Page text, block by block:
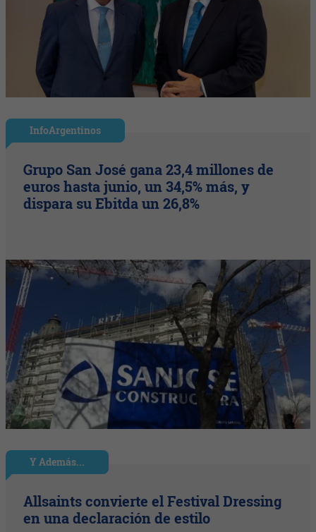
InfoArgentinos
Grupo San José gana 23,4 millones de
euros hasta junio, un 34,5% más, y
dispara su Ebitda un 26,8%
Y Además...
Allsaints convierte el Festival Dressing
en una declaración de estilo